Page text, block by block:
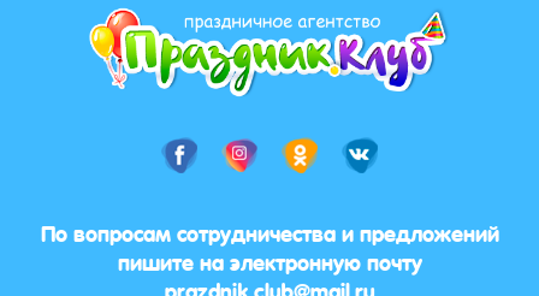
По вопросам сотрудничества и предложений
пишите на электронную почту